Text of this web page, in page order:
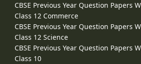
CBSE Previous Year Question Papers
Class 12 Commerce
CBSE Previous Year Question Papers
Class 12 Science
CBSE Previous Year Question Papers
Class 10